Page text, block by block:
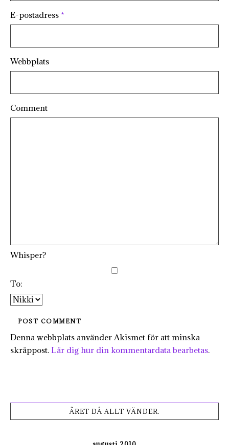
E-postadress *
Webbplats
Comment
Whisper?
To:
Denna webbplats använder Akismet för att minska
skräppost. Lär dig hur din kommentardata bearbetas.
ÅRET DÅ ALLT VÄNDER.